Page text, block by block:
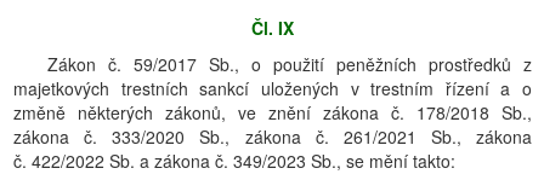
Čl. IX
Zákon č. 59/2017 Sb., o použití peněžních prostředků z
majetkových trestních sankcí uložených v trestním řízení a o
změně některých zákonů, ve znění zákona č. 178/2018 Sb.,
zákona č. 333/2020 Sb., zákona č. 261/2021 Sb., zákona
č. 422/2022 Sb. a zákona č. 349/2023 Sb., se mění takto: